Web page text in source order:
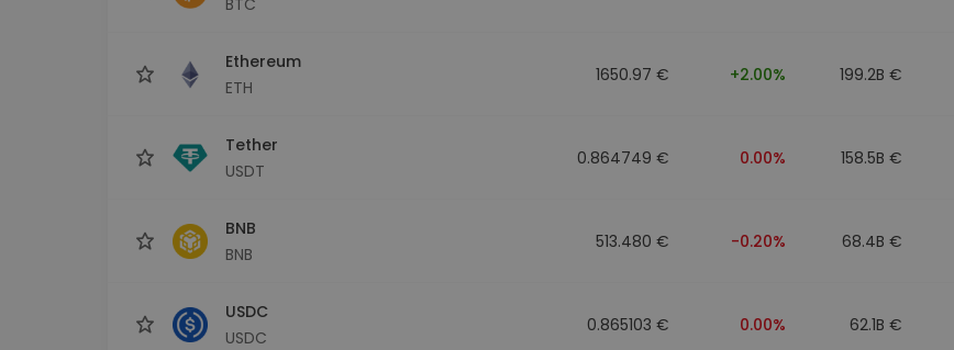
Ethereum
ETH
1650.97 € +2.00% 199.2B €
Tether
USDT
0.864749 € 0.00% 158.5B €
BNB
BNB
513.480 € -0.20% 68.4B €
USDC
USDC
0.865103 € 0.00% 62.1B €